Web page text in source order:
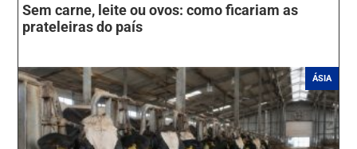
Sem carne, leite ou ovos: como ficariam as
prateleiras do país
ÁSIA